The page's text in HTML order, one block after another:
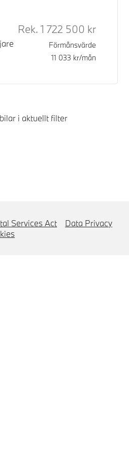
Rek. ord
Rek. 1 722 500 kr
Förmånsvärde
11 033 kr/mån
i aktuellt filter
Services Act
Data Privacy